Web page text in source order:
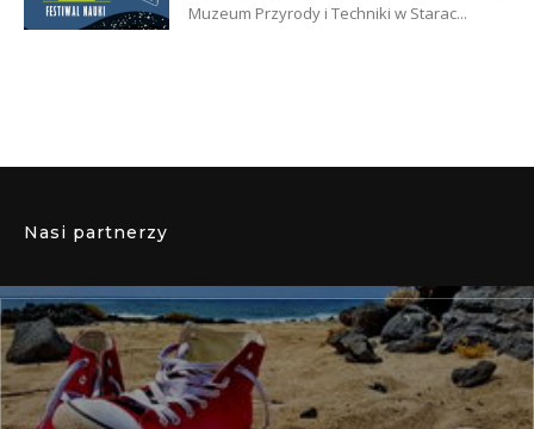
Muzeum Przyrody i Techniki w Starac...
Nasi partnerzy